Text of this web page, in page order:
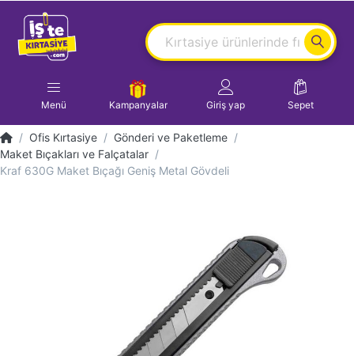
Menü Kampanyalar Giriş yap Sepet
Ofis Kırtasiye
Gönderi ve Paketleme
Maket Bıçakları ve Falçatalar
Kraf 630G Maket Bıçağı Geniş Metal Gövdeli